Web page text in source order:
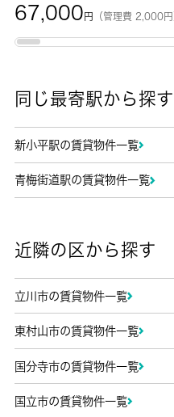
67,000 円 （管理費 2,000円
同じ最寄駅から探す
新小平駅の賃貸物件一覧
青梅街道駅の賃貸物件一覧
近隣の区から探す
立川市の賃貸物件一覧
東村山市の賃貸物件一覧
国分寺市の賃貸物件一覧
国立市の賃貸物件一覧